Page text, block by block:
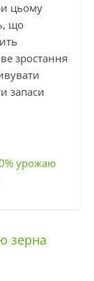
цьому
що
зростання
запаси
урожаю
зерна